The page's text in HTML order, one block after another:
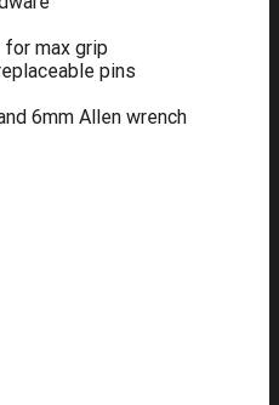
max grip
pins
6mm Allen wrench